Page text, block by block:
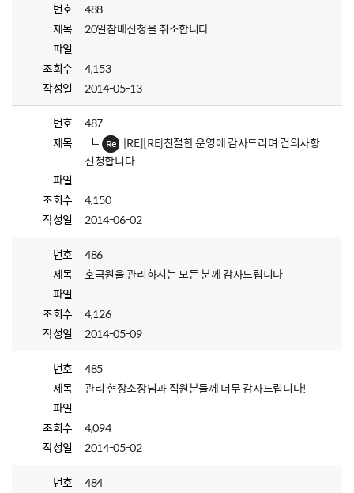
번호
488
제목
20일참배신청을 취소합니다
파일
조회수
4,153
작성일
2014-05-13
번호
487
제목
신청합니다
파일
조회수
4,150
작성일
2014-06-02
번호
486
제목
호국원을 관리하시는 모든 분께 감사드립니다
파일
조회수
4,126
작성일
2014-05-09
번호
485
제목
관리 현장소장님과 직원분들께 너무 감사드립니다!
파일
조회수
4,094
작성일
2014-05-02
번호
484